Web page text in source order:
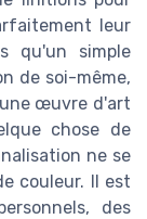
leur
qu'un simple
de soi-même,
œuvre d'art
chose de
ne se
couleur. Il est
des